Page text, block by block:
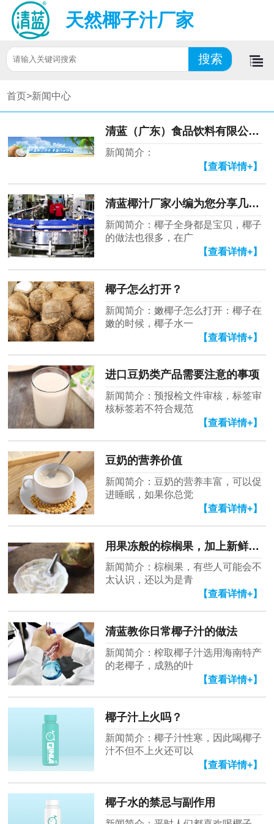
天然椰子汁厂家
首页>新闻中心
清蓝（广东）食品饮料有限公司年
新闻简介：
【查看详情+】
清蓝椰汁厂家小编为您分享几个椰
新闻简介：椰子全身都是宝贝，椰子
的做法也很多，在广
【查看详情+】
椰子怎么打开？
新闻简介：嫩椰子怎么打开：椰子在
嫩的时候，椰子水一
【查看详情+】
进口豆奶类产品需要注意的事项
新闻简介：预报检文件审核，标签审
核标签若不符合规范
【查看详情+】
豆奶的营养价值
新闻简介：豆奶的营养丰富，可以促
进睡眠，如果你总觉
【查看详情+】
用果冻般的棕榈果，加上新鲜榨的
新闻简介：棕榈果，有些人可能会不
太认识，还以为是青
【查看详情+】
清蓝教你日常椰子汁的做法
新闻简介：榨取椰子汁选用海南特产
的老椰子，成熟的叶
【查看详情+】
椰子汁上火吗？
新闻简介：椰子汁性寒，因此喝椰子
汁不但不上火还可以
【查看详情+】
椰子水的禁忌与副作用